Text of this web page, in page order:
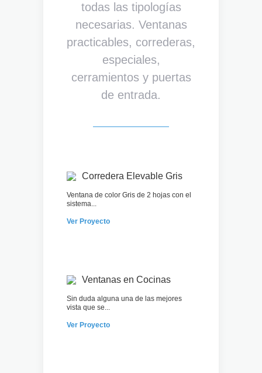
todas las tipologías
necesarias. Ventanas
practicables, correderas,
especiales,
cerramientos y puertas
de entrada.
Corredera Elevable Gris
Ventana de color Gris de 2 hojas con el
sistema...
Ver Proyecto
Ventanas en Cocinas
Sin duda alguna una de las mejores
vista que se...
Ver Proyecto